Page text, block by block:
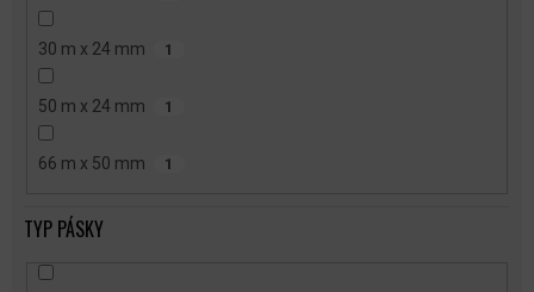
30 m x 24 mm 1
50 m x 24 mm 1
66 m x 50 mm 1
TYP PÁSKY